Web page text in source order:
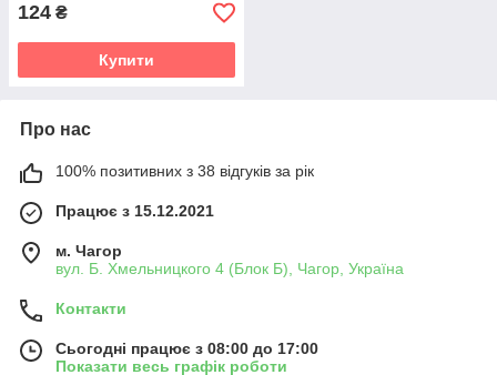
124 ₴
Купити
Про нас
100% позитивних з 38 відгуків за рік
Працює з 15.12.2021
м. Чагор
вул. Б. Хмельницкого 4 (Блок Б), Чагор, Україна
Контакти
Сьогодні працює з 08:00 до 17:00
Показати весь графік роботи